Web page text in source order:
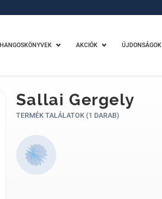
HANGOSKÖNYVEK AKCIÓK ÚJDONSÁGOK
Sallai Gergely
TERMÉK TALÁLATOK (1 DARAB)